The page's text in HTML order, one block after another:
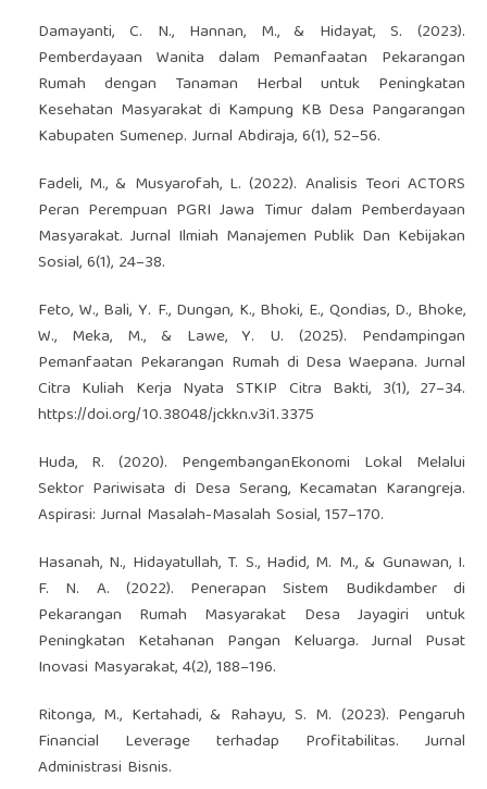
Damayanti, C. N., Hannan, M., & Hidayat, S. (2023).
Pemberdayaan Wanita dalam Pemanfaatan Pekarangan
Rumah dengan Tanaman Herbal untuk Peningkatan
Kesehatan Masyarakat di Kampung KB Desa Pangarangan
Kabupaten Sumenep. Jurnal Abdiraja, 6(1), 52–56.
Fadeli, M., & Musyarofah, L. (2022). Analisis Teori ACTORS
Peran Perempuan PGRI Jawa Timur dalam Pemberdayaan
Masyarakat. Jurnal Ilmiah Manajemen Publik Dan Kebijakan
Sosial, 6(1), 24–38.
Feto, W., Bali, Y. F., Dungan, K., Bhoki, E., Qondias, D., Bhoke,
W., Meka, M., & Lawe, Y. U. (2025). Pendampingan
Pemanfaatan Pekarangan Rumah di Desa Waepana. Jurnal
Citra Kuliah Kerja Nyata STKIP Citra Bakti, 3(1), 27–34.
https://doi.org/10.38048/jckkn.v3i1.3375
Huda, R. (2020). PengembanganEkonomi Lokal Melalui
Sektor Pariwisata di Desa Serang, Kecamatan ‎Karangreja‎.
Aspirasi: Jurnal Masalah-Masalah Sosial, 157–170.
Hasanah, N., Hidayatullah, T. S., Hadid, M. M., & Gunawan, I.
F. N. A. (2022). Penerapan Sistem Budikdamber di
Pekarangan Rumah Masyarakat Desa Jayagiri untuk
Peningkatan Ketahanan Pangan Keluarga. Jurnal Pusat
Inovasi Masyarakat, 4(2), 188–196.
Ritonga, M., Kertahadi, & Rahayu, S. M. (2023). Pengaruh
Financial Leverage terhadap Profitabilitas‎. Jurnal
Administrasi Bisnis.